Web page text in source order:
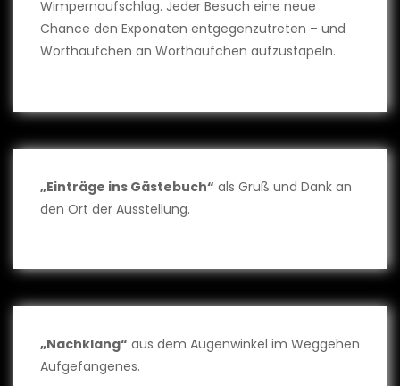
Wimpernaufschlag. Jeder Besuch eine neue
Chance den Exponaten entgegenzutreten – und
Worthäufchen an Worthäufchen aufzustapeln.
„Einträge ins Gästebuch“ als Gruß und Dank an
den Ort der Ausstellung.
„Nachklang“ aus dem Augenwinkel im Weggehen
Aufgefangenes.